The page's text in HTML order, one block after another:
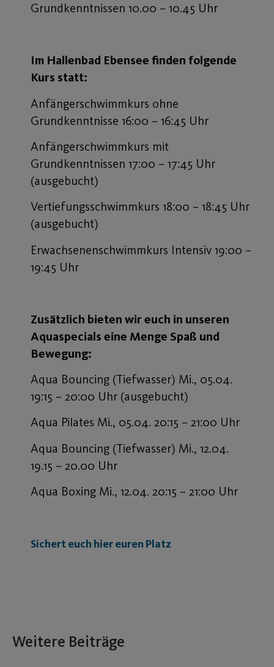
Grundkenntnissen 10.00 – 10.45 Uhr
Im Hallenbad Ebensee finden folgende
Kurs statt:
Anfängerschwimmkurs ohne
Grundkenntnisse 16:00 – 16:45 Uhr
Anfängerschwimmkurs mit
Grundkenntnissen 17:00 – 17:45 Uhr
(ausgebucht)
Vertiefungsschwimmkurs 18:00 – 18:45 Uhr
(ausgebucht)
Erwachsenenschwimmkurs Intensiv 19:00 –
19:45 Uhr
Zusätzlich bieten wir euch in unseren
Aquaspecials eine Menge Spaß und
Bewegung:
Aqua Bouncing (Tiefwasser) Mi., 05.04.
19:15 – 20:00 Uhr (ausgebucht)
Aqua Pilates Mi., 05.04. 20:15 – 21:00 Uhr
Aqua Bouncing (Tiefwasser) Mi., 12.04.
19.15 – 20.00 Uhr
Aqua Boxing Mi., 12.04. 20:15 – 21:00 Uhr
Sichert euch hier euren Platz
Weitere Beiträge